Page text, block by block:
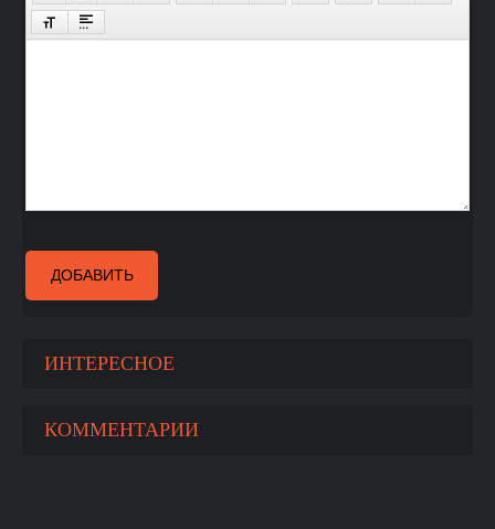
ДОБАВИТЬ
ИНТЕРЕСНОЕ
КОММЕНТАРИИ